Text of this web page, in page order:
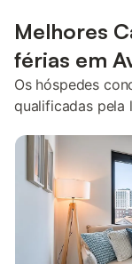
Melhores
férias em
Os hóspedes
qualificadas pela